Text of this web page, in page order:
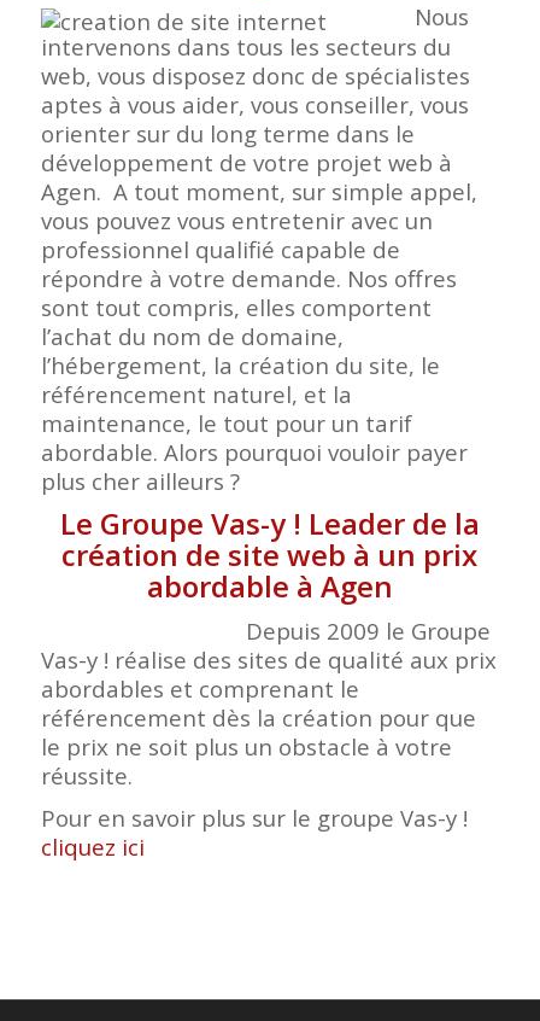
Nous
intervenons dans tous les secteurs du
web, vous disposez donc de spécialistes
aptes à vous aider, vous conseiller, vous
orienter sur du long terme dans le
développement de votre projet web à
Agen. A tout moment, sur simple appel,
vous pouvez vous entretenir avec un
professionnel qualifié capable de
répondre à votre demande. Nos offres
sont tout compris, elles comportent
l’achat du nom de domaine,
l’hébergement, la création du site, le
référencement naturel, et la
maintenance, le tout pour un tarif
abordable. Alors pourquoi vouloir payer
plus cher ailleurs ?
Le Groupe Vas-y ! Leader de la
création de site web à un prix
abordable à Agen
Depuis 2009 le Groupe
Vas-y ! réalise des sites de qualité aux prix
abordables et comprenant le
référencement dès la création pour que
le prix ne soit plus un obstacle à votre
réussite.
Pour en savoir plus sur le groupe Vas-y !
cliquez ici